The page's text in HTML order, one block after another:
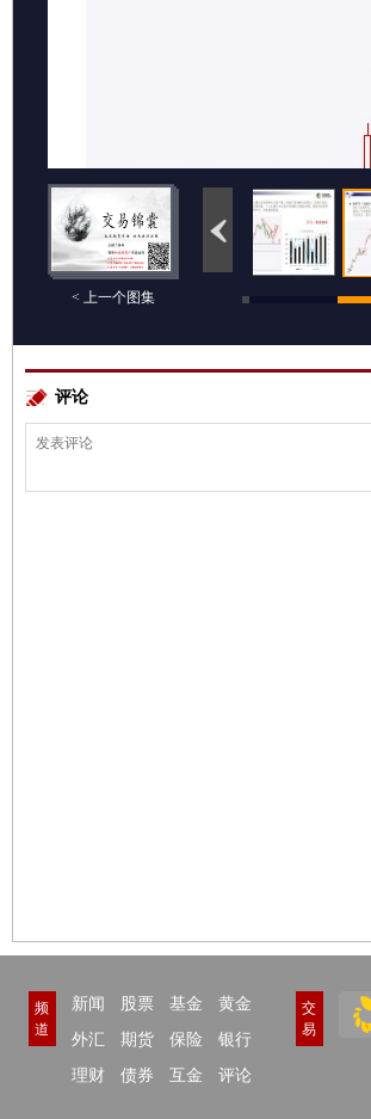
< 上一个图集
评论
频
道
新闻 股票 基金
黄金
外汇
期货 保险
银行
理财
债券 互金 评论
交
易